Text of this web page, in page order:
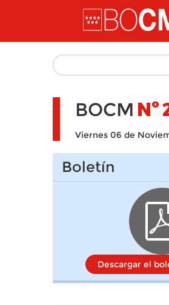
Pasar al contenido principal
BOCM Nº
Viernes 06 de
Boletín
Descargar el